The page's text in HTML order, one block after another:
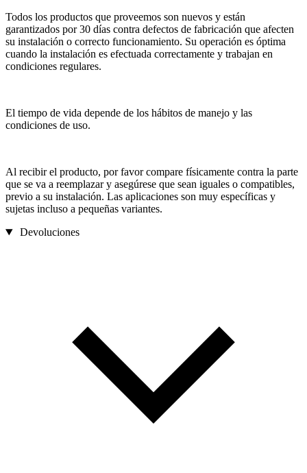
Todos los productos que proveemos son nuevos y están
garantizados por 30 días contra defectos de fabricación que afecten
su instalación o correcto funcionamiento. Su operación es óptima
cuando la instalación es efectuada correctamente y trabajan en
condiciones regulares.
El tiempo de vida depende de los hábitos de manejo y las
condiciones de uso.
Al recibir el producto, por favor compare físicamente contra la parte
que se va a reemplazar y asegúrese que sean iguales o compatibles,
previo a su instalación. Las aplicaciones son muy específicas y
sujetas incluso a pequeñas variantes.
Devoluciones